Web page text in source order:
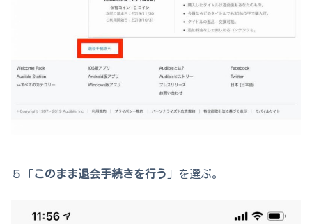
５「 このまま退会手続きを行う 」を選ぶ。